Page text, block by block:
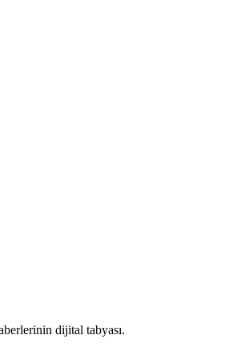
dijital tabyası.